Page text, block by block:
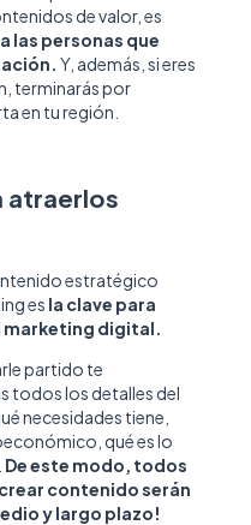
de valor, es
las personas que
Y, además, si eres
terminarás por
en tu región.
atraerlos
estratégico
es la clave para
marketing digital.
partido te
todos los detalles del
necesidades tiene,
qué es lo
De este modo, todos
contenido serán
y largo plazo!